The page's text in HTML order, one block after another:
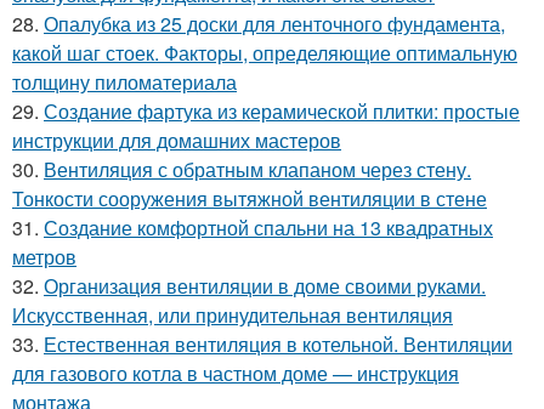
28. Опалубка из 25 доски для ленточного фундамента,
какой шаг стоек. Факторы, определяющие оптимальную
толщину пиломатериала
29. Создание фартука из керамической плитки: простые
инструкции для домашних мастеров
30. Вентиляция с обратным клапаном через стену.
Тонкости сооружения вытяжной вентиляции в стене
31. Создание комфортной спальни на 13 квадратных
метров
32. Организация вентиляции в доме своими руками.
Искусственная, или принудительная вентиляция
33. Естественная вентиляция в котельной. Вентиляции
для газового котла в частном доме — инструкция
монтажа